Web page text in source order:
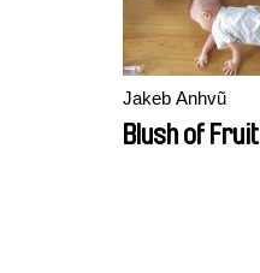
Jakeb Anhvũ
Blush of Fruit